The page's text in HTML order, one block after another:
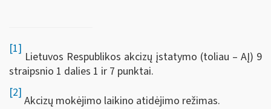
[1]
Lietuvos Respublikos akcizų įstatymo (toliau – AĮ) 9
straipsnio 1 dalies 1 ir 7 punktai.
[2]
Akcizų mokėjimo laikino atidėjimo režimas.